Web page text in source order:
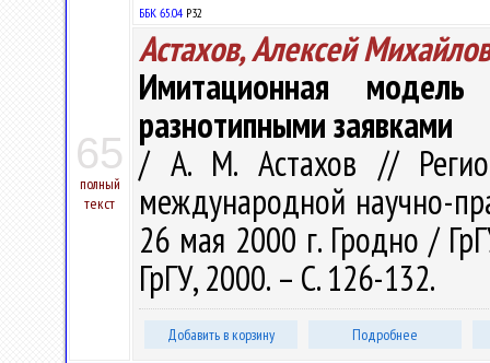
65
полный
текст
ББК 65.04 Р32
Астахов, Алексей
Имитационная
разнотипными заявками
/ А. М. Астахов //
международной научно-
26 мая 2000 г. Гродно /
ГрГУ, 2000. – С. 126-132.
Добавить в корзину Подробнее